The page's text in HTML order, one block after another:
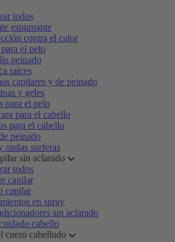
todos
espumante
contra el calor
el pelo
peinado
raíces
capilares y de peinado
y geles
para el pelo
para el cabello
para el cabello
peinado
ondas surferas
sin aclarado
todos
capilar
capilar
en spray
sin aclarado
cabello
cuero cabelludo